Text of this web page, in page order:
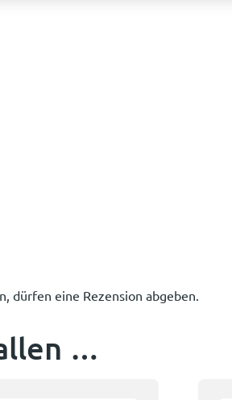
dürfen eine Rezension abgeben.
…